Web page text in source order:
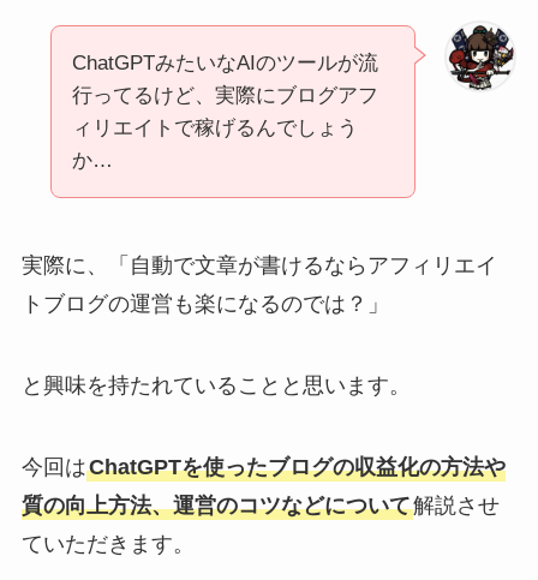
ChatGPTみたいなAIのツールが流
行ってるけど、実際にブログアフ
ィリエイトで稼げるんでしょう
か…
実際に、「自動で文章が書けるならアフィリエイ
トブログの運営も楽になるのでは？」
と興味を持たれていることと思います。
今回はChatGPTを使ったブログの収益化の方法や
質の向上方法、運営のコツなどについて解説させ
ていただきます。